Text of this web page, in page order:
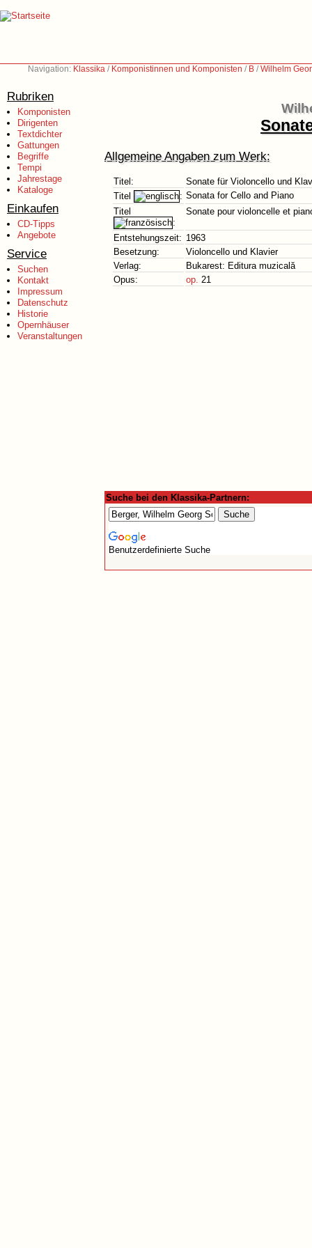
Navigation: Klassika / Komponistinnen und Komponisten / B /Wilhelm
Rubriken
Komponisten
Dirigenten
Textdichter
Gattungen
Begriffe
Tempi
Jahrestage
Kataloge
Einkaufen
CD-Tipps
Angebote
Service
Suchen
Kontakt
Impressum
Datenschutz
Historie
Opernhäuser
Veranstaltungen
Allgemeine Angaben zum Werk:
Titel:
Sonate für Violoncello und
Titel
: Sonata for Cello and Piano
Titel
:
Sonate pour violoncelle et
Entstehungszeit: 1963
Besetzung:
Violoncello und Klavier
Verlag:
Bukarest: Editura muzicală
Opus:
op. 21
Suche bei den Klassika-Partnern:
Benutzerdefinierte Suche